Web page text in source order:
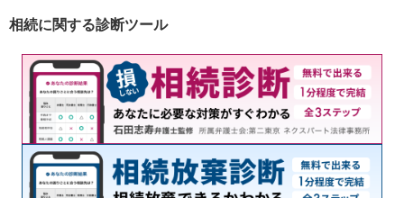
は、どうぞお気軽にご相談く
ださい。
相続に関する診断ツール